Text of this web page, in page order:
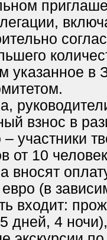
в
взнос в
участники
от 10
вносят
(в
входит:
дней, 4